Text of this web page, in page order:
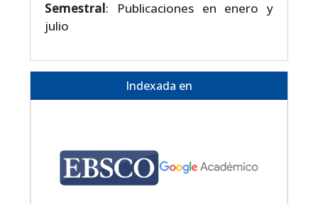
Semestral: Publicaciones en enero y
julio
Indexada en